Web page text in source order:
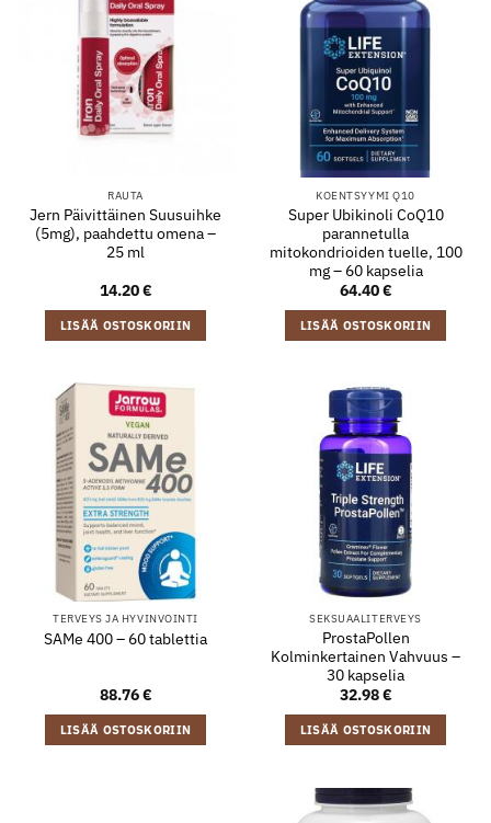
RAUTA
Jern Päivittäinen Suusuihke
(5mg), paahdettu omena –
25 ml
14.20€
LISÄÄ OSTOSKORIIN
KOENTSYYMI Q10
Super Ubikinoli CoQ10
parannetulla
mitokondrioiden tuelle, 100
mg – 60 kapselia
64.40€
LISÄÄ OSTOSKORIIN
TERVEYS JA HYVINVOINTI
SAMe 400 – 60 tablettia
88.76€
LISÄÄ OSTOSKORIIN
SEKSUAALITERVEYS
ProstaPollen
Kolminkertainen Vahvuus –
30 kapselia
32.98€
LISÄÄ OSTOSKORIIN